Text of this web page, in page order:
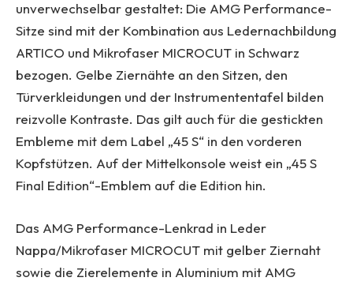
unverwechselbar gestaltet: Die AMG Performance-
Sitze sind mit der Kombination aus Ledernachbildung
ARTICO und Mikrofaser MICROCUT in Schwarz
bezogen. Gelbe Ziernähte an den Sitzen, den
Türverkleidungen und der Instrumententafel bilden
reizvolle Kontraste. Das gilt auch für die gestickten
Embleme mit dem Label „45 S“ in den vorderen
Kopfstützen. Auf der Mittelkonsole weist ein „45 S
Final Edition“-Emblem auf die Edition hin.
Das AMG Performance-Lenkrad in Leder
Nappa/Mikrofaser MICROCUT mit gelber Ziernaht
sowie die Zierelemente in Aluminium mit AMG